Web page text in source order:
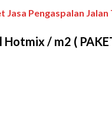
Jasa Pengaspalan Jalan
/ m2 (